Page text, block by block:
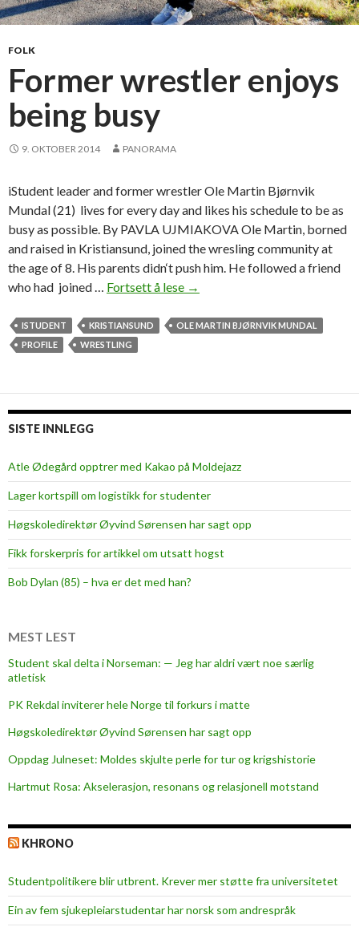
e
c
s
i
o
n
a
l
h
o
n
o
FOLK
Former wrestler enjoys
being busy
9. OKTOBER 2014 PANORAMA
iStudent leader and former wrestler Ole Martin Bjørnvik
Mundal (21) lives for every day and likes his schedule to be as
busy as possible. By PAVLA UJMIAKOVA Ole Martin, borned
and raised in Kristiansund, joined the wresling community at
the age of 8. His parents didn‘t push him. He followed a friend
who had joined … Fortsett å lese F
r
s
t
l
e
r
e
n
b
i
n
b
u
y
→
ISTUDENT KRISTIANSUND
OLE MARTIN BJØRNVIK MUNDAL
PROFILE
WRESTLING
SISTE INNLEGG
Atle Ødegård opptrer med Kakao på Moldejazz
Lager kortspill om logistikk for studenter
Høgskoledirektør Øyvind Sørensen har sagt opp
Fikk forskerpris for artikkel om utsatt hogst
Bob Dylan (85) – hva er det med han?
MEST LEST
Student skal delta i Norseman: — Jeg har aldri vært noe særlig
atletisk
PK Rekdal inviterer hele Norge til forkurs i matte
Høgskoledirektør Øyvind Sørensen har sagt opp
Oppdag Julneset: Moldes skjulte perle for tur og krigshistorie
Hartmut Rosa: Akselerasjon, resonans og relasjonell motstand
KHRONO
Studentpolitikere blir utbrent. Krever mer støtte fra universitetet
Ein av fem sjukepleiar­studentar har norsk som andrespråk